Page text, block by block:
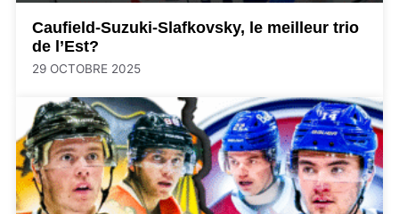
Caufield-Suzuki-Slafkovsky, le meilleur trio
de l’Est?
29 OCTOBRE 2025